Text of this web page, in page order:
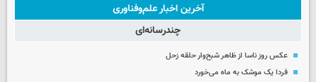
آخرین اخبار علم‌وفناوری
چندرسانه‌ای
عکس روز ناسا از ظاهر شبح‌وار حلقه زحل
فردا یک موشک به ماه می‌خورد